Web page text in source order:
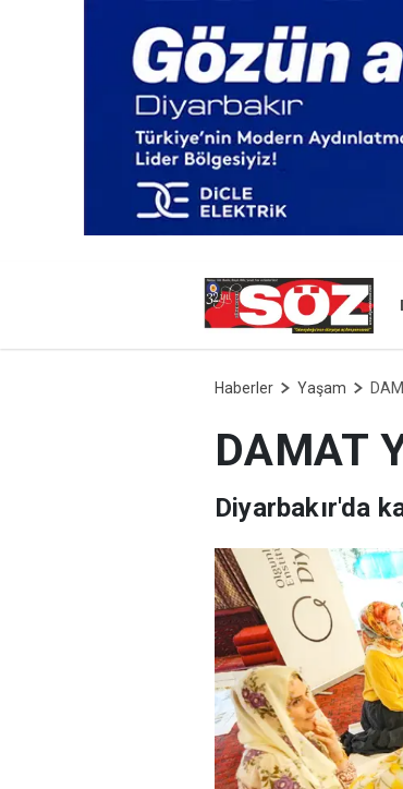
Haberler Yaşam
DAMAT
Diyarbakır'da